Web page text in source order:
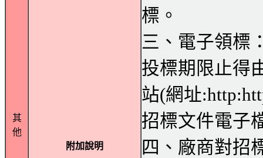
其
他
附加說明
標。
三、電子領標
投標期限止得
站(網址
招標文件電子
四、廠商對招